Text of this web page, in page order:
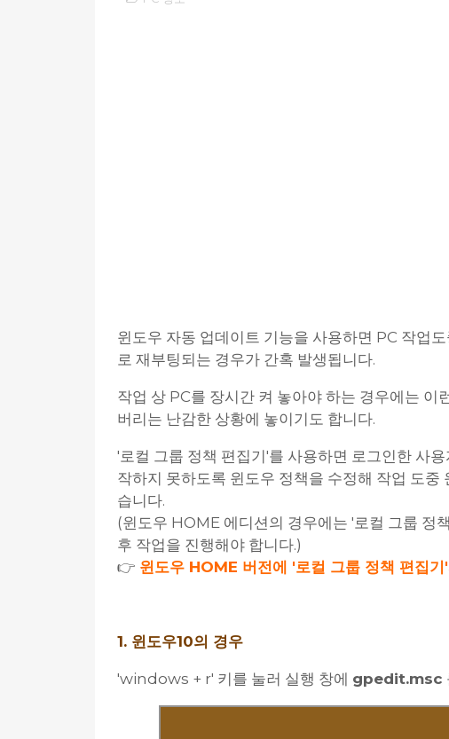
윈도우 자동 업데이트 기능을 사용하면 PC 작업
로 재부팅되는 경우가 간혹 발생됩니다.
작업 상 PC를 장시간 켜 놓아야 하는 경우에는 이
버리는 난감한 상황에 놓이기도 합니다.
'로컬 그룹 정책 편집기'를 사용하면 로그인한 사
작하지 못하도록 윈도우 정책을 수정해 작업 도
습니다.
(윈도우 HOME 에디션의 경우에는 '로컬 그룹 정
후 작업을 진행해야 합니다.)
👉 윈도우 HOME 버전에 '로컬 그룹 정책 편집
1. 윈도우10의 경우
'windows + r' 키를 눌러 실행 창에 gpedit.msc